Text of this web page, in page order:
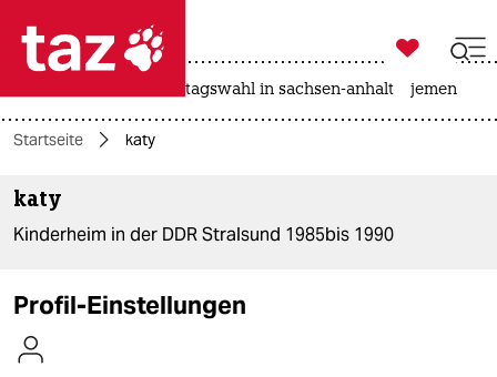

themen
politik
öko
gesellschaft

taz zahl ich
landtagswahl in sachsen-anhalt jemen
Startseite katy
katy
Kinderheim in der DDR Stralsund 1985bis 1990
Profil-Einstellungen